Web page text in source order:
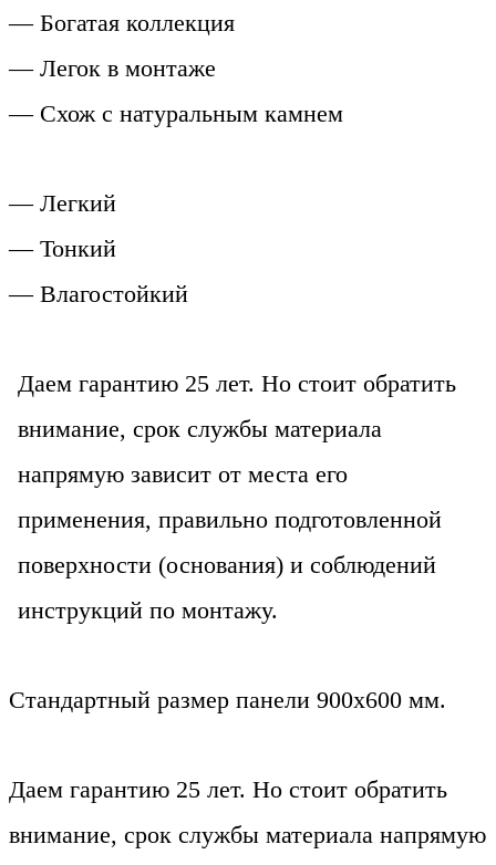
— Богатая коллекция
— Легок в монтаже
— Схож с натуральным камнем
— Легкий
— Тонкий
— Влагостойкий
Даем гарантию 25 лет. Но стоит обратить
внимание, срок службы материала
напрямую зависит от места его
применения, правильно подготовленной
поверхности (основания) и соблюдений
инструкций по монтажу.
Стандартный размер панели 900х600 мм.
Даем гарантию 25 лет. Но стоит обратить
внимание, срок службы материала напрямую